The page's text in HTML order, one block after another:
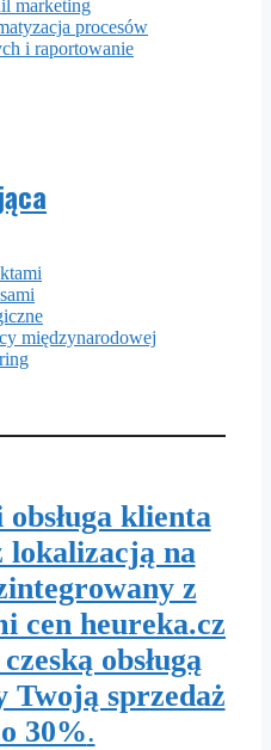
marketing
procesów
i raportowanie
międzynarodowej
klienta
lokalizacją na
z
cen heureka.cz
obsługą
Twoją sprzedaż
30%.